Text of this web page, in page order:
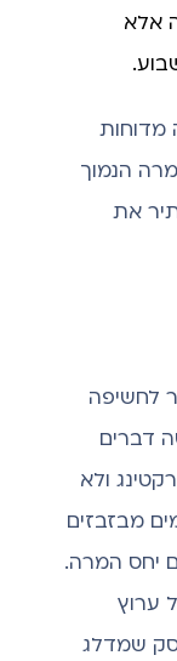
אלא
מדוחות
הנמוך
את
לחשיפה
דברים
ולא
מבזבזים
יחס המרה.
ערוץ
שמדלג